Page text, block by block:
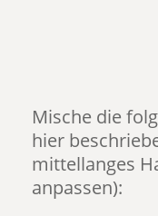
Mische die
hier
mittellanges
anpassen):